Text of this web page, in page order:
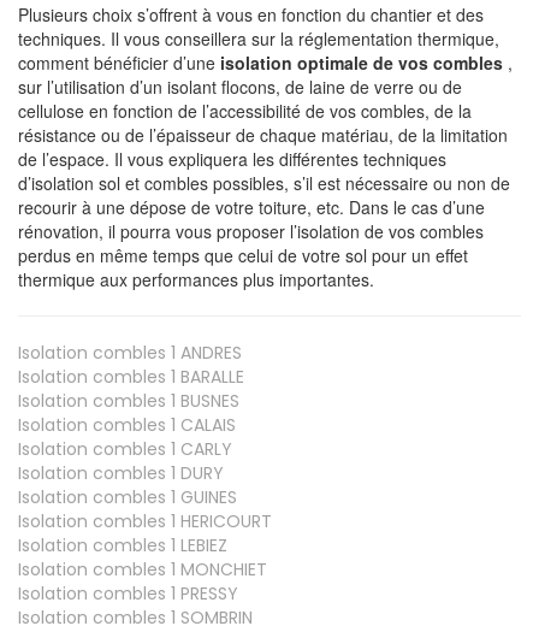
Plusieurs choix s’offrent à vous en fonction du chantier et des
techniques. Il vous conseillera sur la réglementation thermique,
comment bénéficier d’une isolation optimale de vos combles ,
sur l’utilisation d’un isolant flocons, de laine de verre ou de
cellulose en fonction de l’accessibilité de vos combles, de la
résistance ou de l’épaisseur de chaque matériau, de la limitation
de l’espace. Il vous expliquera les différentes techniques
d’isolation sol et combles possibles, s’il est nécessaire ou non de
recourir à une dépose de votre toiture, etc. Dans le cas d’une
rénovation, il pourra vous proposer l’isolation de vos combles
perdus en même temps que celui de votre sol pour un effet
thermique aux performances plus importantes.
Isolation combles 1 ANDRES
Isolation combles 1 BARALLE
Isolation combles 1 BUSNES
Isolation combles 1 CALAIS
Isolation combles 1 CARLY
Isolation combles 1 DURY
Isolation combles 1 GUINES
Isolation combles 1 HERICOURT
Isolation combles 1 LEBIEZ
Isolation combles 1 MONCHIET
Isolation combles 1 PRESSY
Isolation combles 1 SOMBRIN